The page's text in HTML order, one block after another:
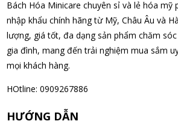
08/08/2026
Nguyễn Văn Cảnh đã mua sản phẩm Sữa
Milk (0-1 tuổi), hàng nội địa Nhật (hộp
Nguyễn Anh Khương đã mua sản phẩm
não Noguchi Ekisu 200 Viên
Bách Hóa Minicare chuyên sỉ và lẻ hóa mỹ
nhập khẩu chính hãng từ Mỹ, Châu Âu và
lượng, giá tốt, đa dạng sản phẩm chăm
gia đình, mang đến trải nghiệm mua sắm
mọi khách hàng.
HOtline: 0909267886
HƯỚNG DẪN